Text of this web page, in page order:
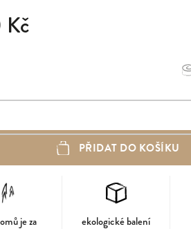
Kč
PŘIDAT DO KOŠÍKU
je za
ekologické balení